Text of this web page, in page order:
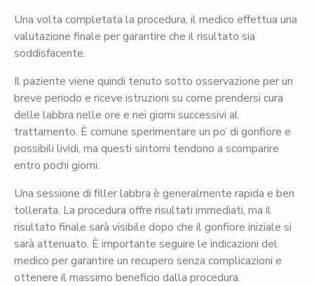
Una volta completata la procedura, il medico effettua una
valutazione finale per garantire che il risultato sia
soddisfacente.
Il paziente viene quindi tenuto sotto osservazione per un
breve periodo e riceve istruzioni su come prendersi cura
delle labbra nelle ore e nei giorni successivi al
trattamento. È comune sperimentare un po’ di gonfiore e
possibili lividi, ma questi sintomi tendono a scomparire
entro pochi giorni.
Una sessione di filler labbra è generalmente rapida e ben
tollerata. La procedura offre risultati immediati, ma il
risultato finale sarà visibile dopo che il gonfiore iniziale si
sarà attenuato. È importante seguire le indicazioni del
medico per garantire un recupero senza complicazioni e
ottenere il massimo beneficio dalla procedura.